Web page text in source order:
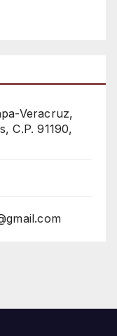
Veracruz,
C.P. 91190,